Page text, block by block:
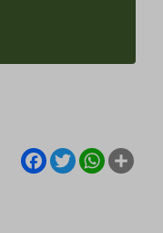
Facebook
Twitter